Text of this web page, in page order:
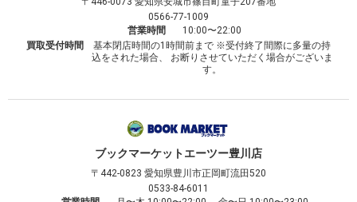
0566-77-1009
営業時間
10:00〜22:00
買取受付時間
基本閉店時間の1時間前まで ※受付終了間際に多量の持
込をされた場合、 お断りさせていただく場合がございま
す。
ブックマーケットエーツー豊川店
〒442-0823 愛知県豊川市正岡町流田520
0533-84-6011